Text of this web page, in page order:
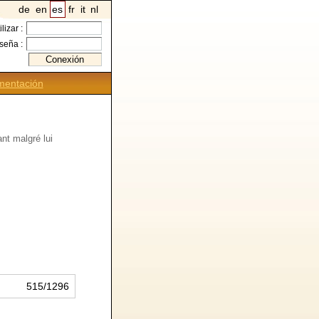
de en es fr it nl
:
:
malgré lui
515/1296